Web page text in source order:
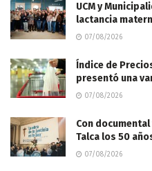
UCM y
lactancia
07/08/2026
Índice de
presentó una
07/08/2026
Con
Talca los 50
07/08/2026